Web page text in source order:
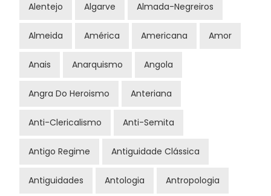
Alentejo Algarve Almada-Negreiros
Almeida América Americana Amor
Anais Anarquismo Angola
Angra Do Heroismo Anteriana
Anti-Clericalismo Anti-Semita
Antigo Regime Antiguidade Clássica
Antiguidades Antologia Antropologia